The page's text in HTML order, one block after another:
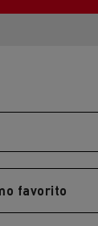
favorito